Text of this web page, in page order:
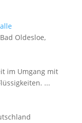
Oldesloe,
im Umgang mit
...